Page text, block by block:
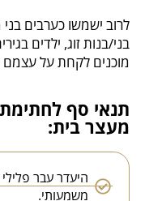
לרוב ישמשו כערבים
בני/בנות זוג, ילדים
מוכנים לקחת על עצמם
תנאי סף
מעצר בית:
היעדר עבר פלילי
משמעותי.